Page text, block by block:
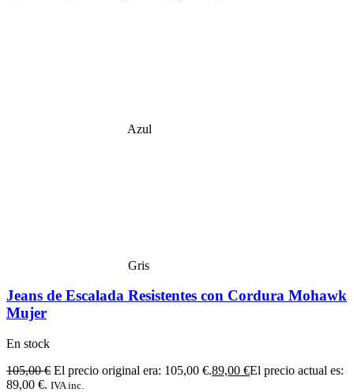
Azul
Gris
Jeans de Escalada Resistentes con Cordura Mohawk
Mujer
En stock
105,00€ El precio original era: 105,00 €.89,00 €El precio actual es:
89,00 €. IVA inc.